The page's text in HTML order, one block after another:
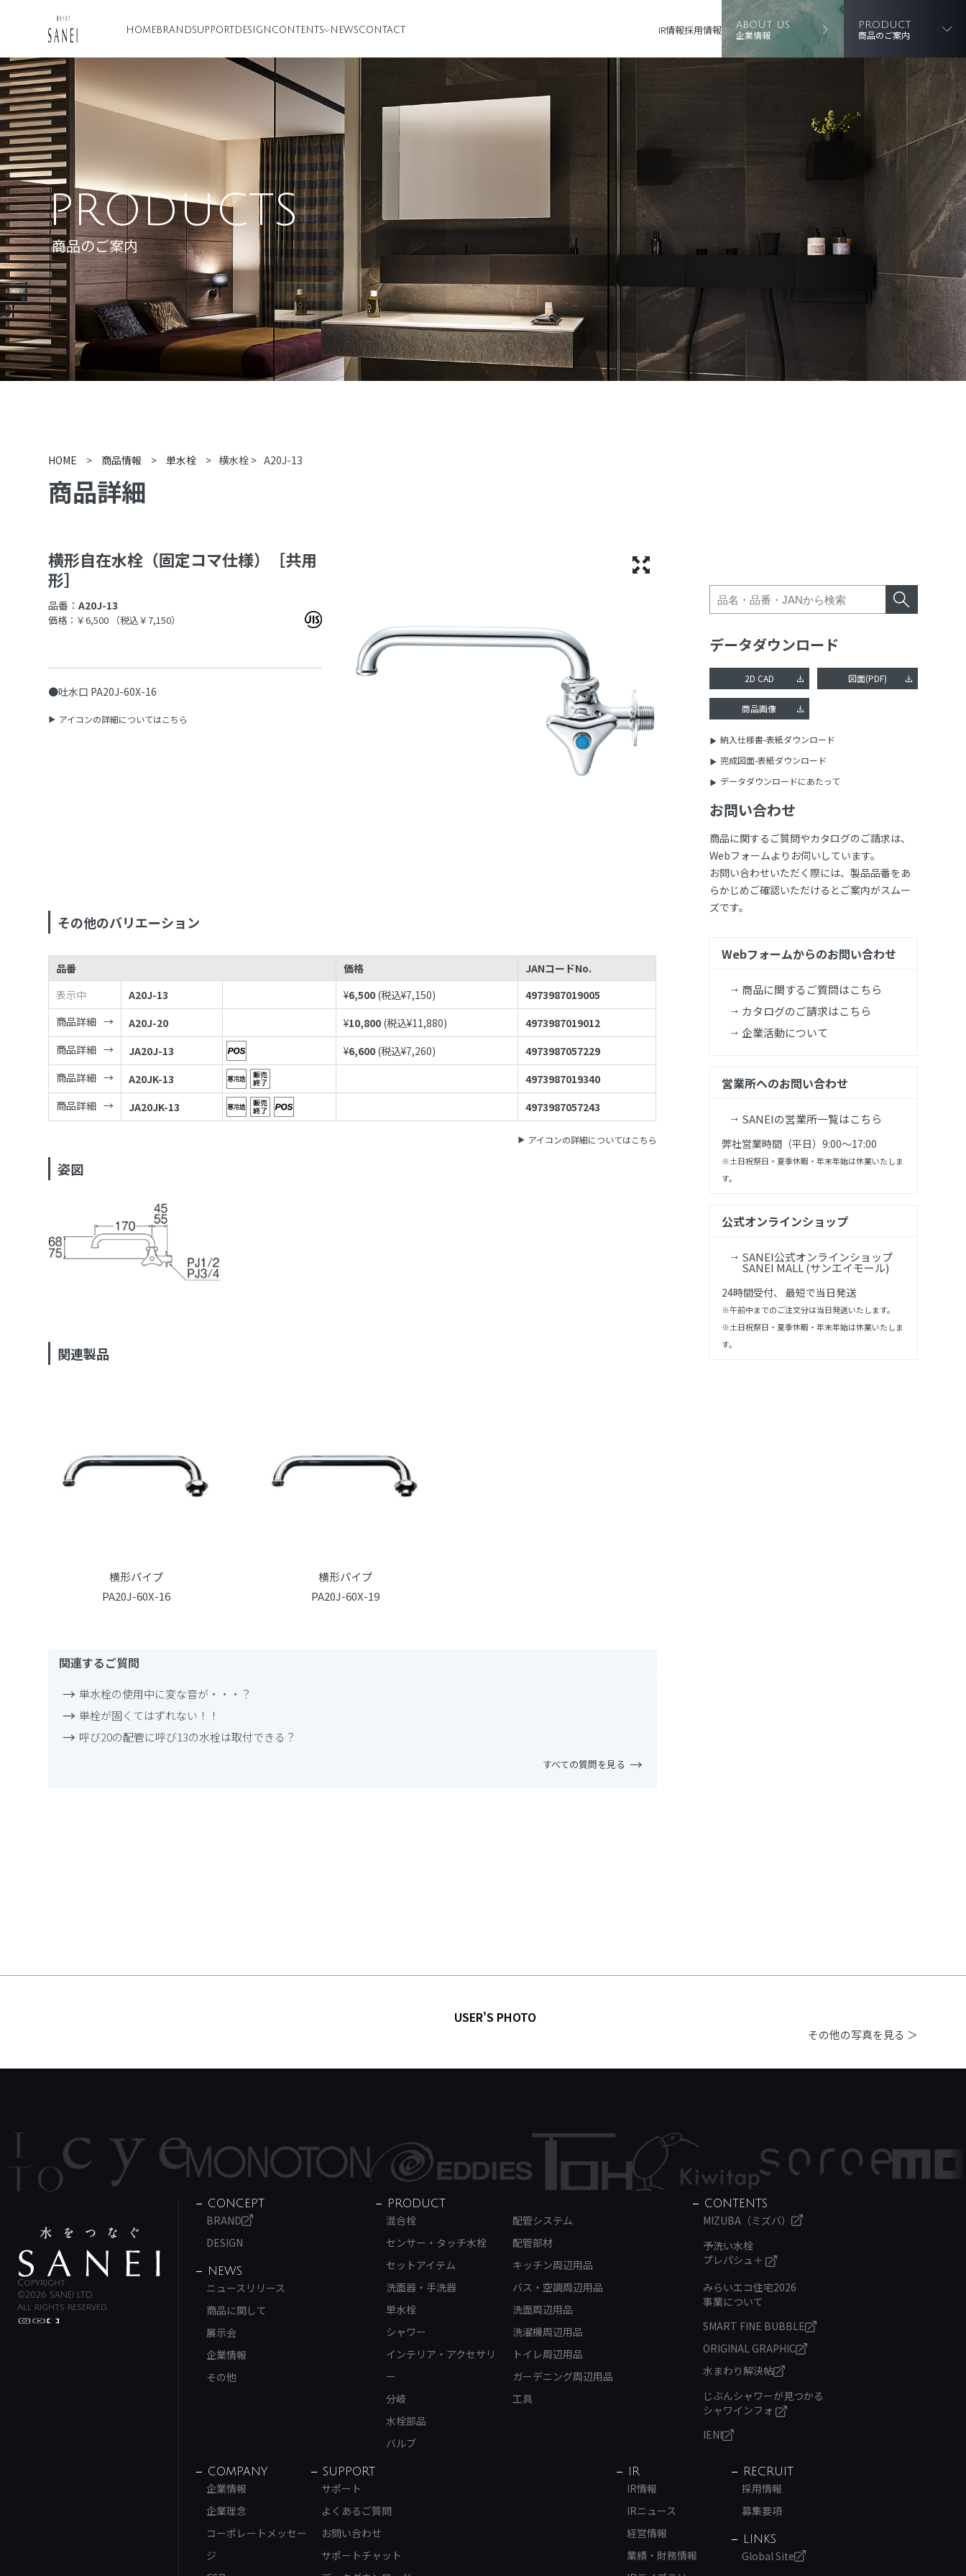
HOME BRANDSUPPORT DESIGN CONTENTS NEWSCONTACT IR情報採用情報 ABOUT US
企業情報
PRODUCT
商品のご案内
PRODUCTS
商品のご案内
HOME > 商品情報 > 単水栓 > 横水栓 > A20J-13
商品詳細
横形自在水栓（固定コマ仕様）［共用
形］
品番：A20J-13
価格：￥6,500 （税込￥7,150）
●吐水口 PA20J-60X-16
アイコンの詳細についてはこちら
その他のバリエーション
品番 価格
JANコードNo.
表示中
A20J-13 ¥6,500 (税込¥7,150)
4973987019005
商品詳細
A20J-20 ¥10,800 (税込¥11,880)
4973987019012
商品詳細
JA20J-13 ¥6,600 (税込¥7,260)
4973987057229
商品詳細
A20JK-13
4973987019340
商品詳細
JA20JK-13 4973987057243
アイコンの詳細についてはこちら
姿図
関連製品
横形パイプ
PA20J-60X-16
横形パイプ
PA20J-60X-19
関連するご質問
単水栓の使用中に変な音が・・・？
単栓が固くてはずれない！！
呼び20の配管に呼び13の水栓は取付できる？
すべての質問を見る
データダウンロード
2D CAD 図面(PDF)
商品画像
納入仕様書-表紙ダウンロード
完成図面-表紙ダウンロード
データダウンロードにあたって
お問い合わせ
商品に関するご質問やカタログのご請求は、
Webフォームよりお伺いしています。
お問い合わせいただく際には、製品品番をあ
らかじめご確認いただけるとご案内がスムー
ズです。
Webフォームからのお問い合わせ
商品に関するご質問はこちら
カタログのご請求はこちら
企業活動について
営業所へのお問い合わせ
SANEIの営業所一覧はこちら
弊社営業時間（平日）9:00～17:00
※土日祝祭日・夏季休暇・年末年始は休業いたしま
す。
公式オンラインショップ
SANEI公式オンラインショップ
SANEI MALL (サンエイモール)
24時間受付、 最短で当日発送
※午前中までのご注文分は当日発送いたします。
※土日祝祭日・夏季休暇・年末年始は休業いたしま
す。
USER'S PHOTO
その他の写真を見る ＞
Copyright
©2026 SANEI LTD.
All rights reserved.
CONCEPT
BRAND
DESIGN
NEWS
ニュースリリース
商品に関して
展示会
企業情報
その他
PRODUCT
混合栓
センサー・タッチ水栓
セットアイテム
洗面器・手洗器
単水栓
シャワー
インテリア・アクセサリ
ー
分岐
水栓部品
バルブ
配管システム
配管部材
キッチン周辺用品
バス・空調周辺用品
洗面周辺用品
洗濯機周辺用品
トイレ周辺用品
ガーデニング周辺用品
工具
CONTENTS
MIZUBA（ミズバ）
予洗い水栓
プレパシュ＋
みらいエコ住宅2026
事業について
SMART FINE BUBBLE
ORIGINAL GRAPHIC
水まわり解決帖
じぶんシャワーが見つかる
シャワインフォ
IENI
COMPANY
企業情報
企業理念
コーポレートメッセー
ジ
SUPPORT
サポート
よくあるご質問
お問い合わせ
サポートチャット
IR
IR情報
IRニュース
経営情報
業績・財務情報
RECRUIT
採用情報
募集要項
LINKS
Global Site